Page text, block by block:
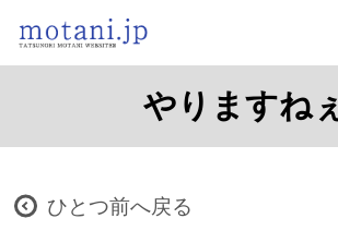
やりますねぇ
ひとつ前へ戻る